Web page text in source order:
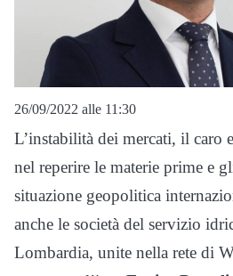
26/09/2022 alle 11:30
L’instabilità dei mercati, il caro
nel reperire le materie prime e
situazione geopolitica
anche le società del servizio
Lombardia, unite nella rete di